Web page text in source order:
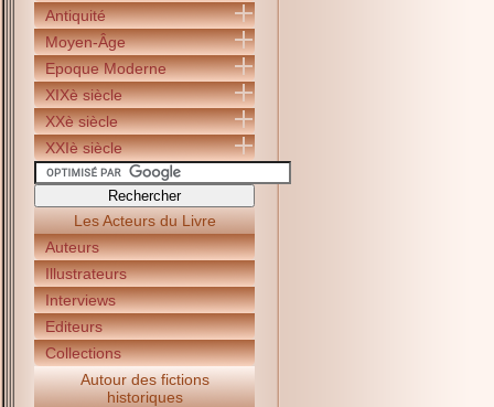
Antiquité
Moyen-Âge
Epoque Moderne
XIXè siècle
XXè siècle
XXIè siècle
Les Acteurs du Livre
Auteurs
Illustrateurs
Interviews
Editeurs
Collections
Autour des fictions
historiques